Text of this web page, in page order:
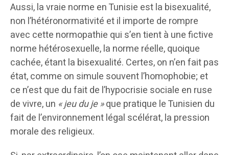
Aussi, la vraie norme en Tunisie est la bisexualité,
non l’hétéronormativité et il importe de rompre
avec cette normopathie qui s’en tient à une fictive
norme hétérosexuelle, la norme réelle, quoique
cachée, étant la bisexualité. Certes, on n’en fait pas
état, comme on simule souvent l’homophobie; et
ce n’est que du fait de l’hypocrisie sociale en ruse
de vivre, un « jeu du je »que pratique le Tunisien du
fait de l’environnement légal scélérat, la pression
morale des religieux.